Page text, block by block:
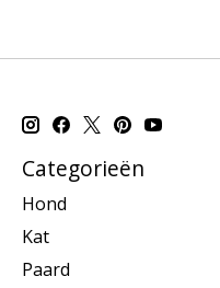
Categorieën
Hond
Kat
Paard